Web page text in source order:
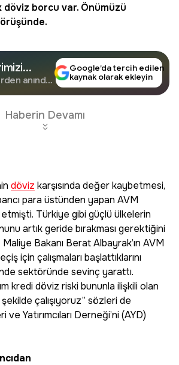
döviz borcu var. Önümüzü
Takip
anında
Google’da tercih edilen
kaynak olarak ekleyin
Haberin Devamı
döviz karşısında değer kaybetmesi,
para üstünden yapan AVM
etmişti. Türkiye gibi güçlü ülkelerin
artık geride bırakması gerektiğini
Bakanı Berat Albayrak’ın AVM
için çalışmaları başlattıklarını
sektöründe sevinç yarattı.
kredi döviz riski bununla ilişkili olan
çalışıyoruz” sözleri de
Yatırımcıları Derneği’ni (AYD)